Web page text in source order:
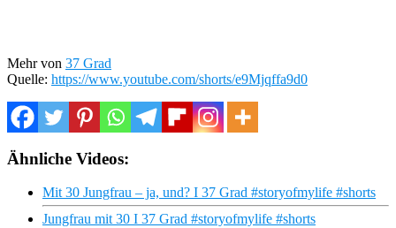
Mehr von 37 Grad
Quelle: https://www.youtube.com/shorts/e9Mjqffa9d0
Ähnliche Videos:
Mit 30 Jungfrau – ja, und? I 37 Grad #storyofmylife #shorts
Jungfrau mit 30 I 37 Grad #storyofmylife #shorts